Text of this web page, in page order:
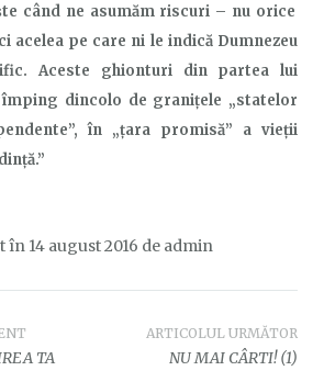
când ne asumăm riscuri – nu orice
acelea pe care ni le indică Dumnezeu
Aceste ghionturi din partea lui
împing dincolo de granițele „statelor
în „țara promisă” a vieții
în 14 august 2016 de admin
TA
ARTICOLUL URMĂTOR
NU MAI CÂRTI! (1)